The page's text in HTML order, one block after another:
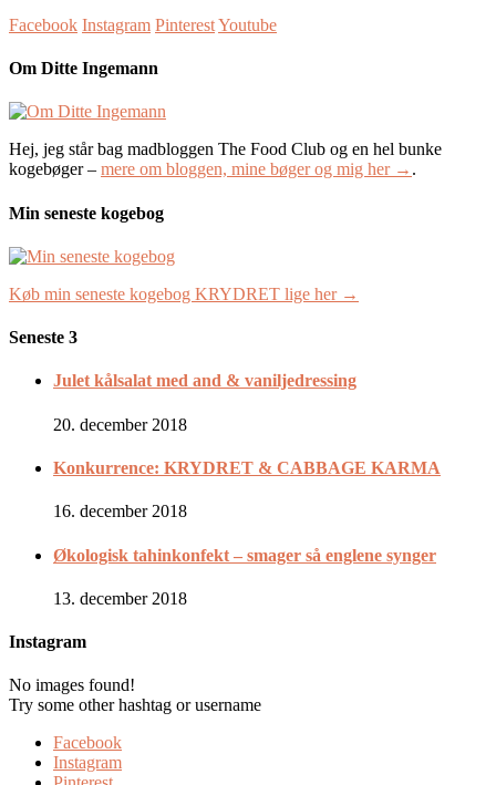
Facebook Instagram PinterestYoutube
Om Ditte Ingemann
Hej, jeg står bag madbloggen The Food Club og en hel bunke
kogebøger – mere om bloggen, mine bøger og mig her → .
Min seneste kogebog
Køb min seneste kogebog KRYDRET lige her →
Seneste 3
Julet kålsalat med and & vaniljedressing
20. december 2018
Konkurrence: KRYDRET & CABBAGE KARMA
16. december 2018
Økologisk tahinkonfekt – smager så englene synger
13. december 2018
Instagram
No images found!
Try some other hashtag or username
Facebook
Instagram